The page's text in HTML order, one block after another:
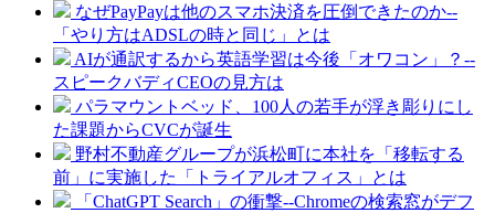
なぜPayPayは他のスマホ決済を圧倒できたのか--
「やり方はADSLの時と同じ」とは
AIが通訳するから英語学習は今後「オワコン」？--
スピークバディCEOの見方は
パラマウントベッド、100人の若手が浮き彫りにし
た課題からCVCが誕生
野村不動産グループが浜松町に本社を「移転する
前」に実施した「トライアルオフィス」とは
「ChatGPT Search」の衝撃--Chromeの検索窓がデフ